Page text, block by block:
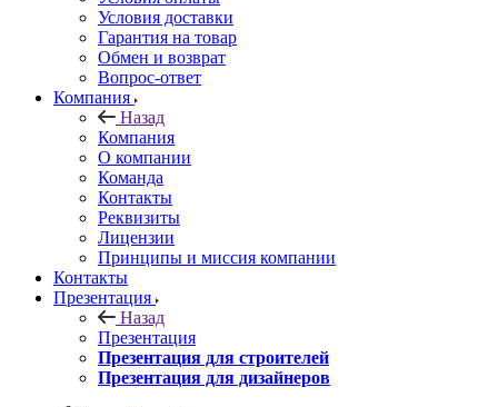
Условия доставки
Гарантия на товар
Обмен и возврат
Вопрос-ответ
Компания
Назад
Компания
О компании
Команда
Контакты
Реквизиты
Лицензии
Принципы и миссия компании
Контакты
Презентация
Назад
Презентация
Презентация для строителей
Презентация для дизайнеров